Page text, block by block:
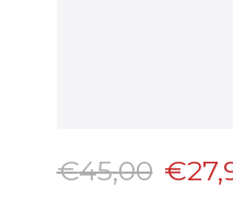
€45,00 €